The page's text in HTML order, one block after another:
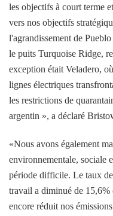
les objectifs à court terme
vers nos objectifs
l'agrandissement de
le puits Turquoise Ridge,
exception était Veladero,
lignes électriques
les restrictions de
argentin », a déclaré
«Nous avons également
environnementale, sociale
période difficile. Le taux
travail a diminué de 15,6%
encore réduit nos